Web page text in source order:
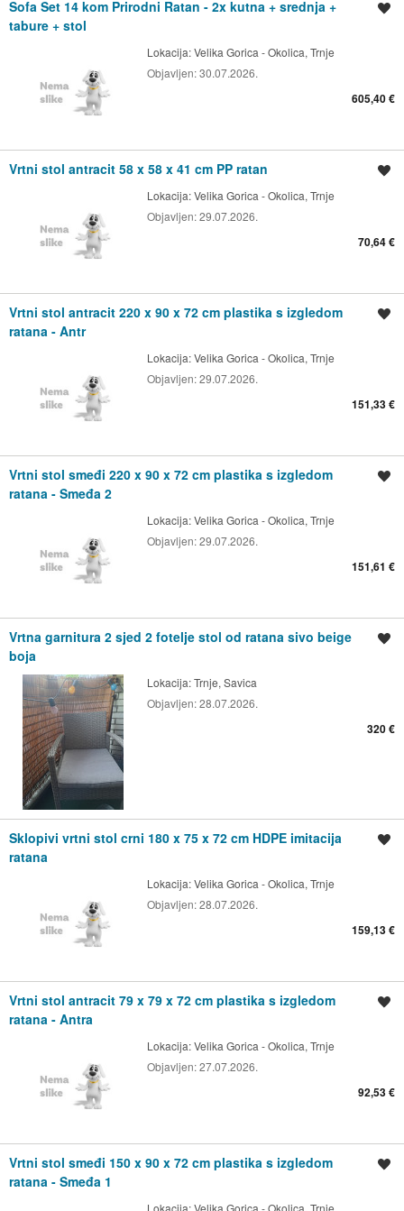
Sofa Set 14 kom Prirodni Ratan - 2x kutna + srednja +
tabure + stol
Lokacija:Velika Gorica - Okolica, Trnje
Objavljen:30.07.2026.
605,40 €
Vrtni stol antracit 58 x 58 x 41 cm PP ratan
Lokacija:Velika Gorica - Okolica, Trnje
Objavljen:29.07.2026.
70,64 €
Vrtni stol antracit 220 x 90 x 72 cm plastika s izgledom
ratana - Antr
Lokacija:Velika Gorica - Okolica, Trnje
Objavljen:29.07.2026.
151,33 €
Vrtni stol smeđi 220 x 90 x 72 cm plastika s izgledom
ratana - Smeđa 2
Lokacija:Velika Gorica - Okolica, Trnje
Objavljen:29.07.2026.
151,61 €
Vrtna garnitura 2 sjed 2 fotelje stol od ratana sivo beige
boja
Lokacija:Trnje, Savica
Objavljen:28.07.2026.
320 €
Sklopivi vrtni stol crni 180 x 75 x 72 cm HDPE imitacija
ratana
Lokacija:Velika Gorica - Okolica, Trnje
Objavljen:28.07.2026.
159,13 €
Vrtni stol antracit 79 x 79 x 72 cm plastika s izgledom
ratana - Antra
Lokacija:Velika Gorica - Okolica, Trnje
Objavljen:27.07.2026.
92,53 €
Vrtni stol smeđi 150 x 90 x 72 cm plastika s izgledom
ratana - Smeđa 1